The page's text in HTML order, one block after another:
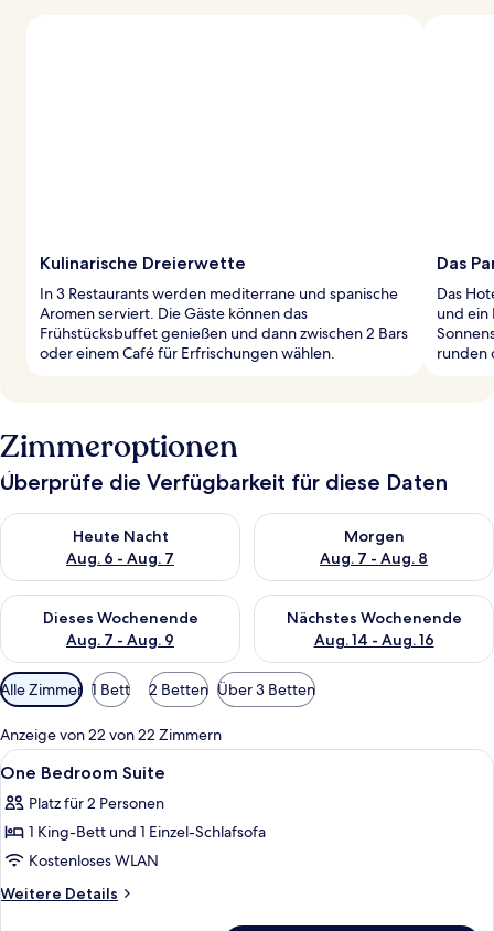
Kulinarische Dreierwette
In 3 Restaurants werden mediterrane und spanische
Aromen serviert. Die Gäste können das
Frühstücksbuffet genießen und dann zwischen 2 Bars
oder einem Café für Erfrischungen wählen.
Das
Das
und ein
runden
Zimmeroptionen
Überprüfe die Verfügbarkeit für diese Daten
Heute Nacht
Aug. 6 - Aug. 7
Überprüfe die Verfügbarkeit für heute Nacht, Aug. 6 - Aug. 7.
Morgen
Aug. 7 - Aug. 8
Überprüfe die Verfügbarkeit
Dieses Wochenende
Aug. 7 - Aug. 9
Überprüfe die Verfügbarkeit für dieses Wochenende, Aug. 7
Nächstes Wochenende
Aug. 14 - Aug. 16
Überprüfe die Verfügbarkeit
Verfügbare
Filter
für
Zimmer
Alle Zimmer 1 Bett 2 Betten Über 3 Betten
Anzeige von 22 von 22 Zimmern
Alle
Fotos
für
One
Bedroom
Suite
Allergikerbettwaren,
12
One Bedroom Suite
Platz für 2 Personen
1 King-Bett und 1 Einzel-Schlafsofa
Kostenloses WLAN
Weitere Details
Weitere